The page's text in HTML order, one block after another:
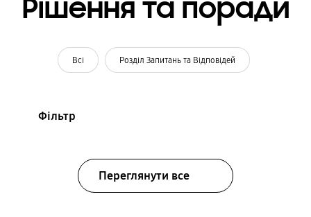
Рішення та поради
Всі Розділ Запитань та Відповідей
Фільтр
Переглянути все